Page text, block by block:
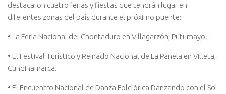
destacaron cuatro ferias y fiestas que tendrán lugar en
diferentes zonas del país durante el próximo puente:
• La Feria Nacional del Chontaduro en Villagarzón, Putumayo.
• El Festival Turístico y Reinado Nacional de La Panela en Villeta,
Cundinamarca.
• El Encuentro Nacional de Danza Folclórica Danzando con el Sol